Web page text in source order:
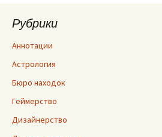
записям
Рубрики
Аннотации
Астрология
Бюро находок
Геймерство
Дизайнерство